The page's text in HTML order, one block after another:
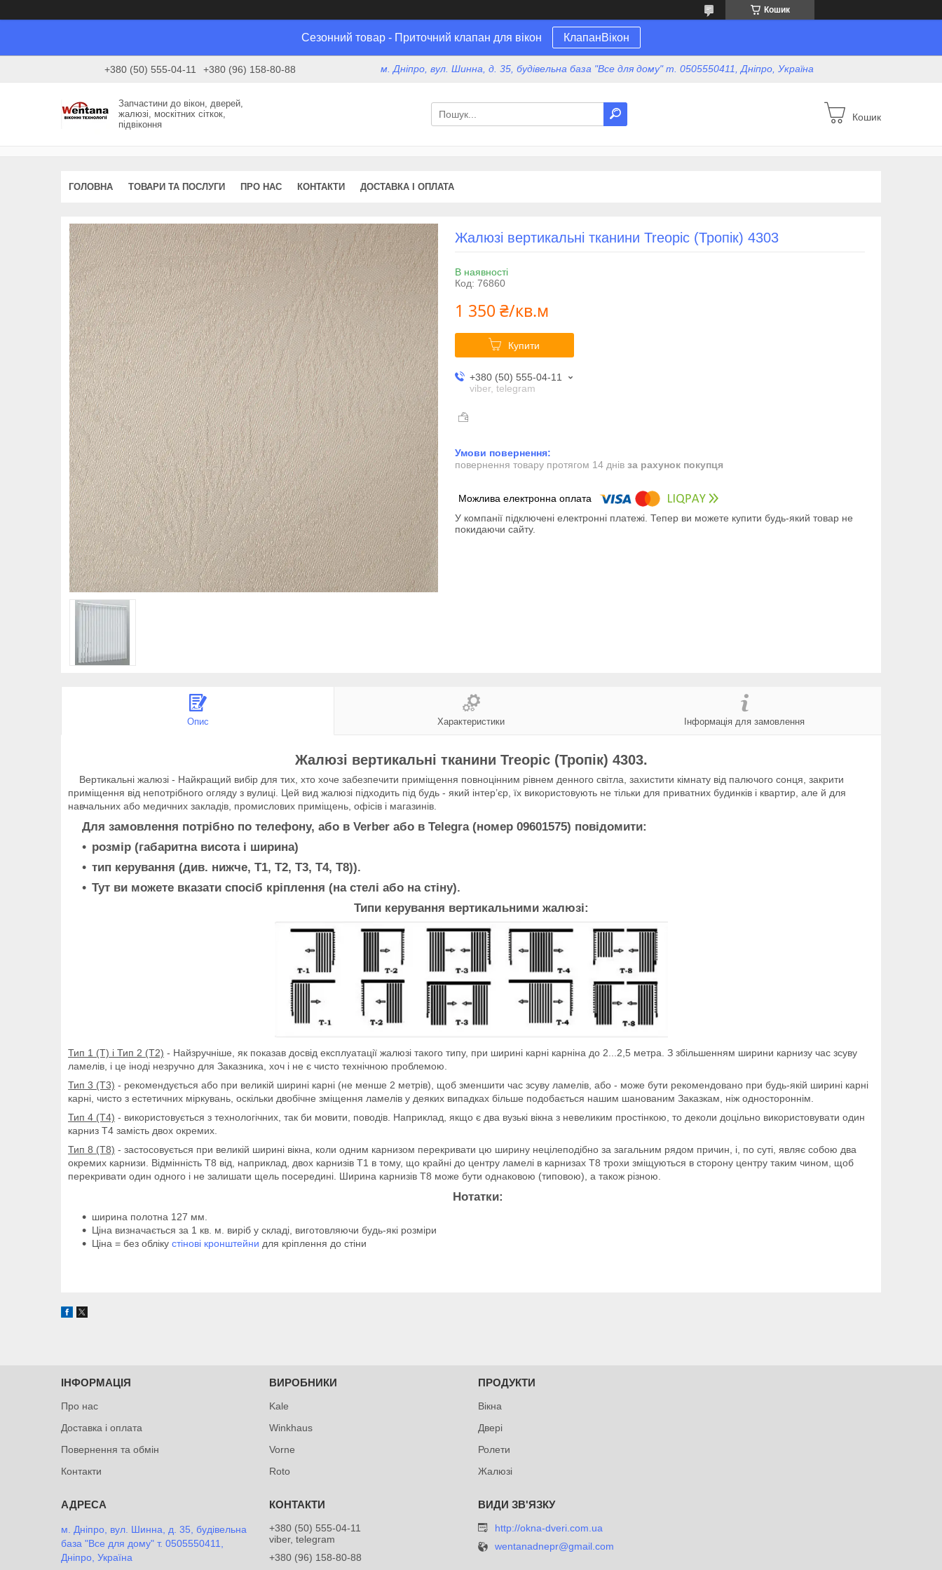
Кошик
Сезонний товар - Приточний клапан для вікон КлапанВікон
+380 (50) 555-04-11 +380 (96) 158-80-88 м. Дніпро, вул. Шинна, д. 35, будівельна база "Все для дому" т. 0505550411, Дніпро, Україна
Запчастини до вікон, дверей,
жалюзі, москітних сіткок,
підвіконня
Кошик
ГОЛОВНА ТОВАРИ ТА ПОСЛУГИ ПРО НАС КОНТАКТИ ДОСТАВКА І ОПЛАТА
Жалюзі вертикальні тканини Treopic (Тропік) 4303
В наявності
Код: 76860
1 350 ₴/кв.м
Купити
+380 (50) 555-04-11
viber, telegram
повернення товару протягом 14 днів за рахунок покупця
У компанії підключені електронні платежі. Тепер ви можете купити будь-який товар не
покидаючи сайту.
Опис Характеристики Інформація для замовлення
Жалюзі вертикальні тканини Treopic (Тропік) 4303.
Вертикальні жалюзі - Найкращий вибір для тих, хто хоче забезпечити приміщення повноцінним рівнем денного світла, захистити кімнату від палючого сонця, закрити
приміщення від непотрібного огляду з вулиці. Цей вид жалюзі підходить під будь - який інтер’єр, їх використовують не тільки для приватних будинків і квартир, але й для
навчальних або медичних закладів, промислових приміщень, офісів і магазинів.
Для замовлення потрібно по телефону, або в Verber або в Telegra (номер 09601575) повідомити:
розмір (габаритна висота і ширина)
тип керування (див. нижче, T1, Т2, Т3, Т4, Т8)).
Тут ви можете вказати спосіб кріплення (на стелі або на стіну).
Типи керування вертикальними жалюзі:
Тип 1 (Т) і Тип 2 (Т2) - Найзручніше, як показав досвід експлуатації жалюзі такого типу, при ширині карні карніна до 2...2,5 метра. З збільшенням ширини карнизу час зсуву
ламелів, і це іноді незручно для Заказника, хоч і не є чисто технічною проблемою.
Тип 3 (Т3) - рекомендується або при великій ширині карні (не менше 2 метрів), щоб зменшити час зсуву ламелів, або - може бути рекомендовано при будь-якій ширині карні
карні, чисто з естетичних міркувань, оскільки двобічне зміщення ламелів у деяких випадках більше подобається нашим шанованим Заказкам, ніж одностороннім.
Тип 4 (Т4) - використовується з технологічних, так би мовити, поводів. Наприклад, якщо є два вузькі вікна з невеликим простінкою, то деколи доцільно використовувати один
карниз Т4 замість двох окремих.
Тип 8 (Т8) - застосовується при великій ширині вікна, коли одним карнизом перекривати цю ширину нецілеподібно за загальним рядом причин, і, по суті, являє собою два
окремих карнизи. Відмінність Т8 від, наприклад, двох карнизів Т1 в тому, що крайні до центру ламелі в карнизах Т8 трохи зміщуються в сторону центру таким чином, щоб
перекривати один одного і не залишати щель посередині. Ширина карнизів Т8 може бути однаковою (типовою), а також різною.
Нотатки:
ширина полотна 127 мм.
Ціна визначається за 1 кв. м. виріб у складі, виготовляючи будь-які розміри
Ціна = без обліку стінові кронштейни для кріплення до стіни
ІНФОРМАЦІЯ
Про нас
Доставка і оплата
Повернення та обмін
Контакти
ВИРОБНИКИ
Kale
Winkhaus
Vorne
Roto
ПРОДУКТИ
Вікна
Двері
Ролети
Жалюзі
м. Дніпро, вул. Шинна, д. 35, будівельна
база "Все для дому" т. 0505550411,
Дніпро, Україна
+380 (50) 555-04-11
viber, telegram
+380 (96) 158-80-88
http://okna-dveri.com.ua
wentanadnepr@gmail.com